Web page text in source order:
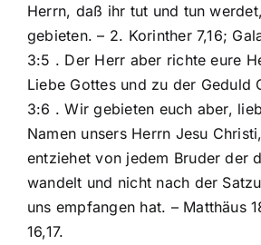
Herrn, daß ihr tut und tun
gebieten. – 2. Korinther 7,16;
3:5 . Der Herr aber richte eure
Liebe Gottes und zu der Geduld
3:6 . Wir gebieten euch aber,
Namen unsers Herrn Jesu
entziehet von jedem Bruder der
wandelt und nicht nach der
uns empfangen hat. – Matthäus
16,17.